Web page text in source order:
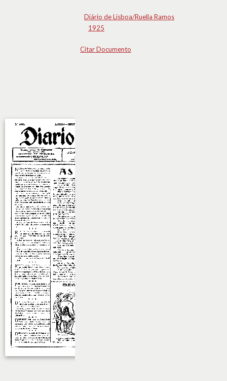
Diário de Lisboa/Ruella Ramos
1925
Citar Documento